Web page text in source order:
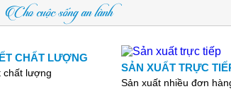
Cho cuộc sống an lành
CHẤT LƯỢNG
chất lượng SẢN XUẤT TRỰC
Sản xuất nhiều đơn